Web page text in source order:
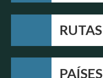
RUTAS
PAÍSES